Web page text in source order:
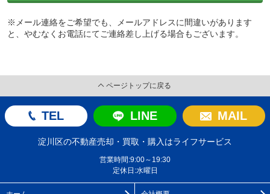
※メール連絡をご希望でも、メールアドレスに間違いがあります
と、やむなくお電話にてご連絡差し上げる場合もございます。
ページトップに戻る
TEL LINE MAIL
淀川区の不動産売却・買取・購入はライフサービス
営業時間:9:00～19:30
定休日:水曜日